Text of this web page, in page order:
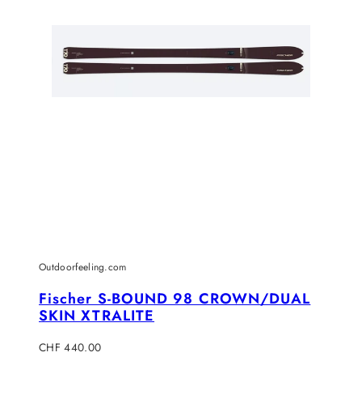
Outdoorfeeling.com
Fischer S-BOUND 98 CROWN/DUAL
SKIN XTRALITE
Regulärer
CHF 440.00